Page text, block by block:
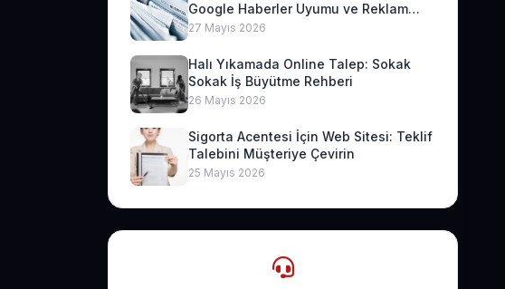
Google Haberler Uyumu ve Reklam
Geliri
27 Mayıs 2026
Halı Yıkamada Online Talep: Sokak
Sokak İş Büyütme Rehberi
26 Mayıs 2026
Sigorta Acentesi İçin Web Sitesi: Teklif
Talebini Müşteriye Çevirin
25 Mayıs 2026